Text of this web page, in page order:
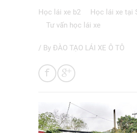
Học lái xe b2
Học lái xe tại
Tư vấn học lái xe
/ By ĐÀO TẠO LÁI XE Ô TÔ